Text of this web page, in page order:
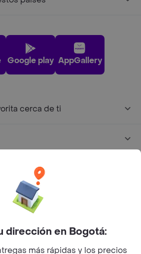
Google play AppGallery
cerca de ti
Facebook
Twitter
Instagram
Inc. All rights reserved.
dirección en Bogotá:
más rápidas y los precios